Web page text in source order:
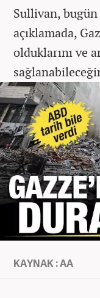
Sullivan,
açıklamada,
olduklarını ve
KAYNAK : AA